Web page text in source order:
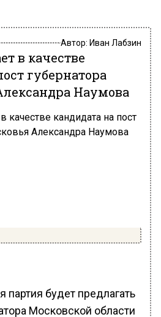
Автор: Иван Лабзин
в качестве
губернатора
Наумова
партия будет предлагать
Московской области